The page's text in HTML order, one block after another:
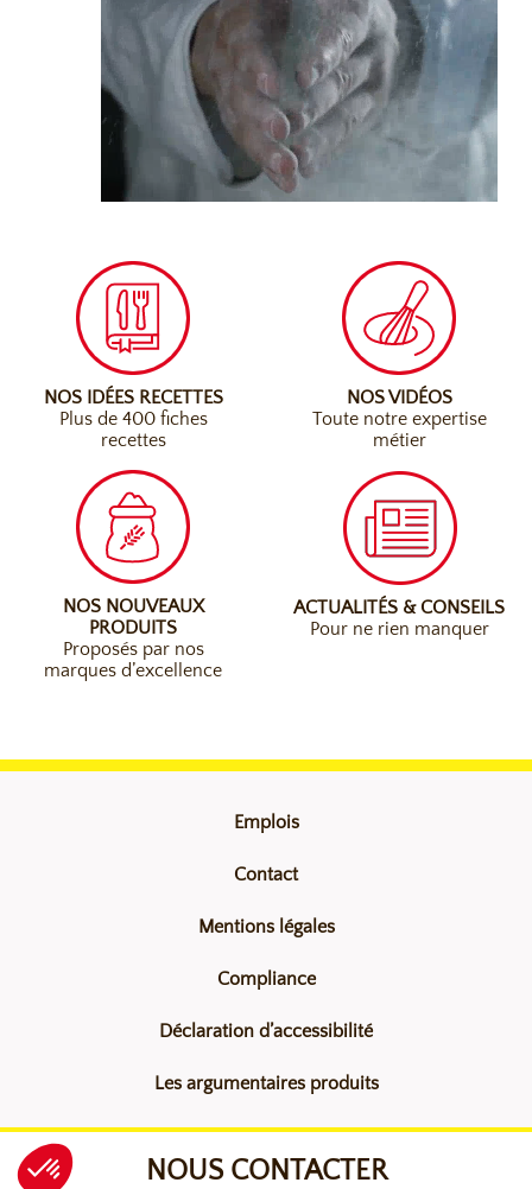
NOUS CONTACTER
NOS IDÉES RECETTES
Plus de 400 fiches
recettes
NOS VIDÉOS
Toute notre expertise
métier
NOS NOUVEAUX
PRODUITS
Proposés par nos
marques d’excellence
ACTUALITÉS & CONSEILS
Pour ne rien manquer
Emplois
Contact
Mentions légales
Compliance
Déclaration d’accessibilité
Les argumentaires produits